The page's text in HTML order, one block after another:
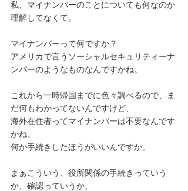
私、マイナンバーのことについても何なのか
理解してなくて。
マイナンバーって何ですか？
アメリカで言うソーシャルセキュリティーナ
ンバーのようなものなんですかね。
これから一時帰国までに色々調べるので、ま
だ何もわかってないんですけど、
海外在住者ってマイナンバーは不要なんです
かね、
何か手続きしたほうがいいんですか。
まぁこういう、役所関係の手続きっていう
か、確認っていうか、